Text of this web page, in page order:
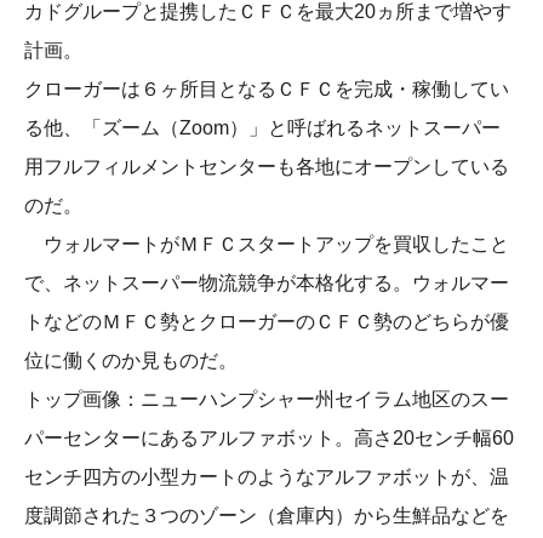
カドグループと提携したＣＦＣを最大20ヵ所まで増やす
計画。
クローガーは６ヶ所目となるＣＦＣを完成・稼働してい
る他、「ズーム（Zoom）」と呼ばれるネットスーパー
用フルフィルメントセンターも各地にオープンしている
のだ。
ウォルマートがＭＦＣスタートアップを買収したこと
で、ネットスーパー物流競争が本格化する。ウォルマー
トなどのＭＦＣ勢とクローガーのＣＦＣ勢のどちらが優
位に働くのか見ものだ。
トップ画像：ニューハンプシャー州セイラム地区のスー
パーセンターにあるアルファボット。高さ20センチ幅60
センチ四方の小型カートのようなアルファボットが、温
度調節された３つのゾーン（倉庫内）から生鮮品などを